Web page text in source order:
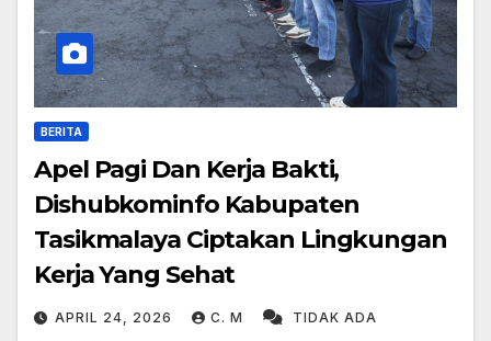
BERITA
Apel Pagi Dan Kerja Bakti,
Dishubkominfo Kabupaten
Tasikmalaya Ciptakan Lingkungan
Kerja Yang Sehat
APRIL 24, 2026 C. M TIDAK ADA